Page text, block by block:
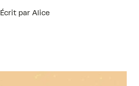
Écrit par Alice